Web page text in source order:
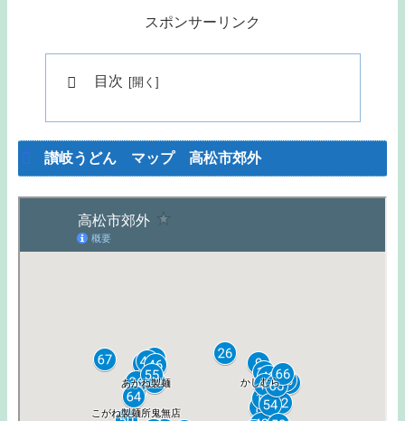
スポンサーリンク
目次
讃岐うどん マップ 高松市郊外